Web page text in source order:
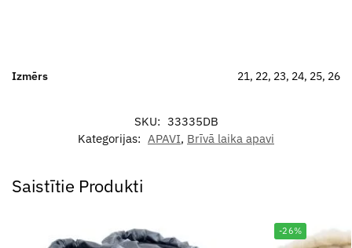
Izmērs 21, 22, 23, 24, 25, 26
SKU: 33335DB
Kategorijas: APAVI, Brīvā laika apavi
Saistītie Produkti
-26%